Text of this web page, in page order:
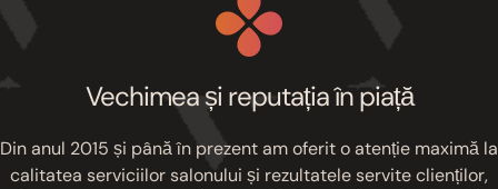
Vechimea și reputația în piață
Din anul 2015 și până în prezent am oferit o atenție maximă la
calitatea serviciilor salonului și rezultatele servite clienților,